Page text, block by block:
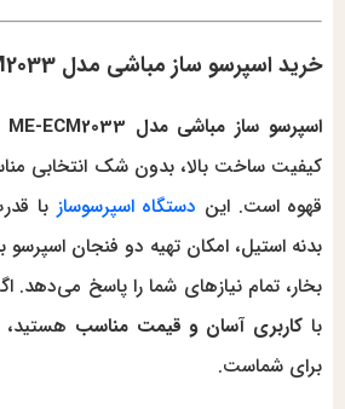
خرید اسپرسو ساز مباشی مدل ME-ECM2033
اسپرسو ساز مباشی مدل ME-ECM2033
کیفیت ساخت بالا، بدون شک انتخابی
قهوه است. این دستگاه اسپرسوساز با
بدنه استیل، امکان تهیه دو فنجان
بخار، تمام نیازهای شما را پاسخ می‌دهد.
با کاربری آسان و قیمت مناسب هستید،
برای شماست.